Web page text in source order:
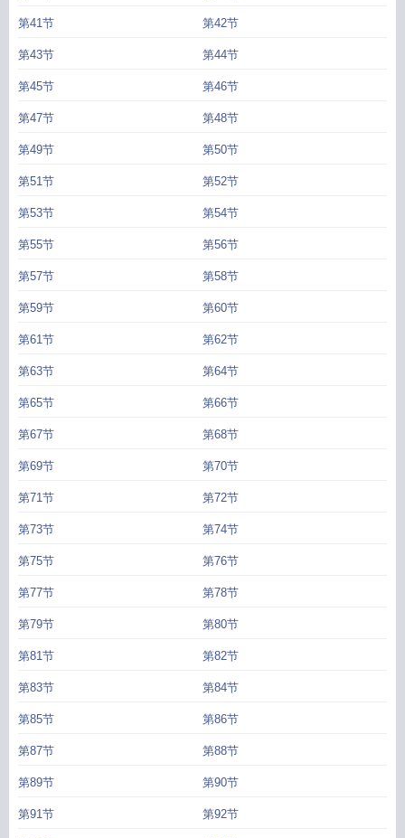
第41节 第42节
第43节 第44节
第45节 第46节
第47节 第48节
第49节 第50节
第51节 第52节
第53节 第54节
第55节 第56节
第57节 第58节
第59节 第60节
第61节 第62节
第63节 第64节
第65节 第66节
第67节 第68节
第69节 第70节
第71节 第72节
第73节 第74节
第75节 第76节
第77节 第78节
第79节 第80节
第81节 第82节
第83节 第84节
第85节 第86节
第87节 第88节
第89节 第90节
第91节 第92节